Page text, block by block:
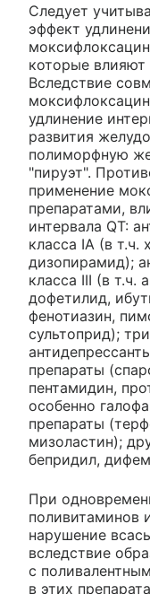
Следует
эффект
которые влияют
Вследствие
удлинение
развития
полиморфную
"пируэт".
применение
препаратами,
интервала QT:
класса IA (в т.ч.
дизопирамид);
класса III (в т.ч.
дофетилид,
фенотиазин,
сультоприд);
препараты
пентамидин,
особенно
препараты
мизоластин);
бепридил,
При
поливитаминов
нарушение
вследствие
с
в этих